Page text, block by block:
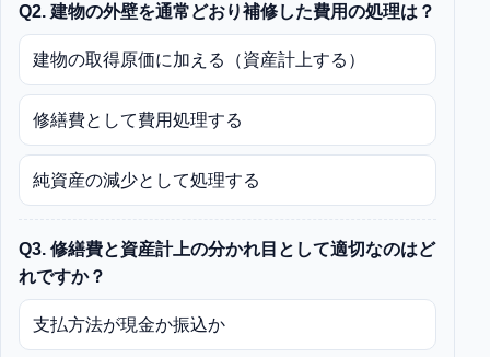
Q2. 建物の外壁を通常どおり補修した費用の処理は？
建物の取得原価に加える（資産計上する）
修繕費として費用処理する
純資産の減少として処理する
Q3. 修繕費と資産計上の分かれ目として適切なのはど
れですか？
支払方法が現金か振込か